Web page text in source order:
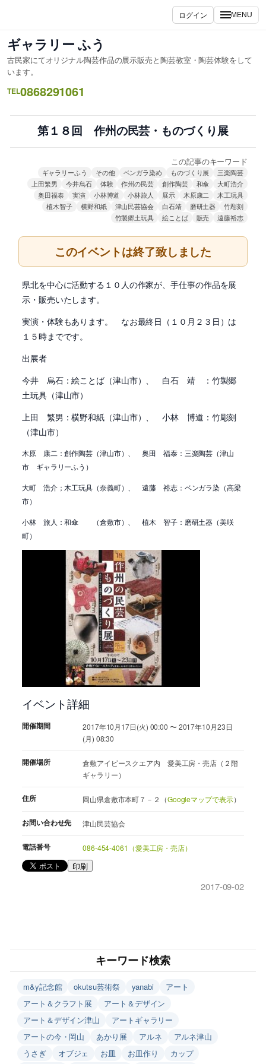
ス
キ
ッ
プ
ログイン MENU
ギャラリー ふう
古民家にてオリジナル陶芸作品の展示販売と陶芸教室・陶芸体験をして
います。
TEL0868291061
第１８回 作州の民芸・ものづくり展
この記事のキーワード
ギャラリーふう その他 ベンガラ染め ものづくり展
三楽陶芸
上田繁男
今井烏石 体験 作州の民芸 創作陶芸 和傘
大町浩介
奥田福泰
実演 小林博道 小林旅人 展示 木原康二
木工玩具
植木智子
横野和紙 津山民芸協会 白石靖 磨研土器
竹彫刻
竹製郷土玩具
絵ことば 販売 遠藤裕志
このイベントは終了致しました
県北を中心に活動する１０人の作家が、手仕事の作品を展
示・販売いたします。
実演・体験もあります。 なお最終日（１０月２３日）は
１５時までです。
出展者
今井 烏石：絵ことば（津山市）、 白石 靖 ：竹製郷
土玩具（津山市）
上田 繁男：横野和紙（津山市）、 小林 博道：竹彫刻
（津山市）
木原 康二：創作陶芸（津山市）、 奥田 福泰：三楽陶芸（津山
市 ギャラリーふう）
大町 浩介；木工玩具（奈義町）、 遠藤 裕志：ベンガラ染（高梁
市）
小林 旅人：和傘 （倉敷市）、 植木 智子：磨研土器（美咲
町）
イベント詳細
開催期間
2017年10月17日(火) 00:00 〜 2017年10月23日
(月) 08:30
開催場所
倉敷アイビースクエア内 愛美工房・売店（２階
ギャラリー）
住所 岡山県倉敷市本町７－２（Googleマップで表示）
お問い合わせ先 津山民芸協会
電話番号 086-454-4061（愛美工房・売店）
印刷
2017-09-02
キーワード検索
m&y記念館 okutsu芸術祭 yanabi
アート
アート＆クラフト展
アート＆デザイン
アート＆デザイン津山
アートギャラリー
アートの今・岡山
あかり展 アルネ
アルネ津山
うさぎ
オブジェ お皿 お皿作り
カップ